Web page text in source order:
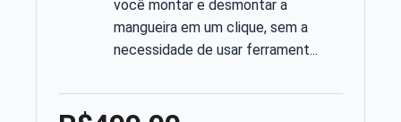
você montar e desmontar a
mangueira em um clique, sem a
necessidade de usar ferrament...